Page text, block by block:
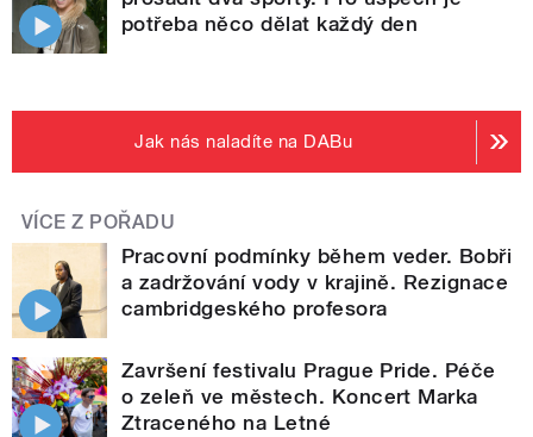
potřeba něco dělat každý den
Jak nás naladíte na DABu
VÍCE Z POŘADU
Pracovní podmínky během veder. Bobři
a zadržování vody v krajině. Rezignace
cambridgeského profesora
Završení festivalu Prague Pride. Péče
o zeleň ve městech. Koncert Marka
Ztraceného na Letné